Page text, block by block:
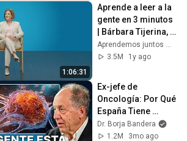
de clausura de Paola
Ilustre Colegio de la Abogacía de Madrid
7:56
III Cumbre Mujeres
Juristas (2015): Ponencia
de clausura de Paola
Ilustre Colegio de la Abogacía de Madrid
1:06:31
Aprende a leer a la
gente en 3 minutos
| Bárbara Tijerina,
experta en
comunicación no
Aprendemos juntos Mex
3.5M
1y ago
Ex-jefe de
Oncología: Por Qué
España Tiene
Tantos Casos de
Cáncer (la
Dr. Borja Bandera
1.2M
3mo ago